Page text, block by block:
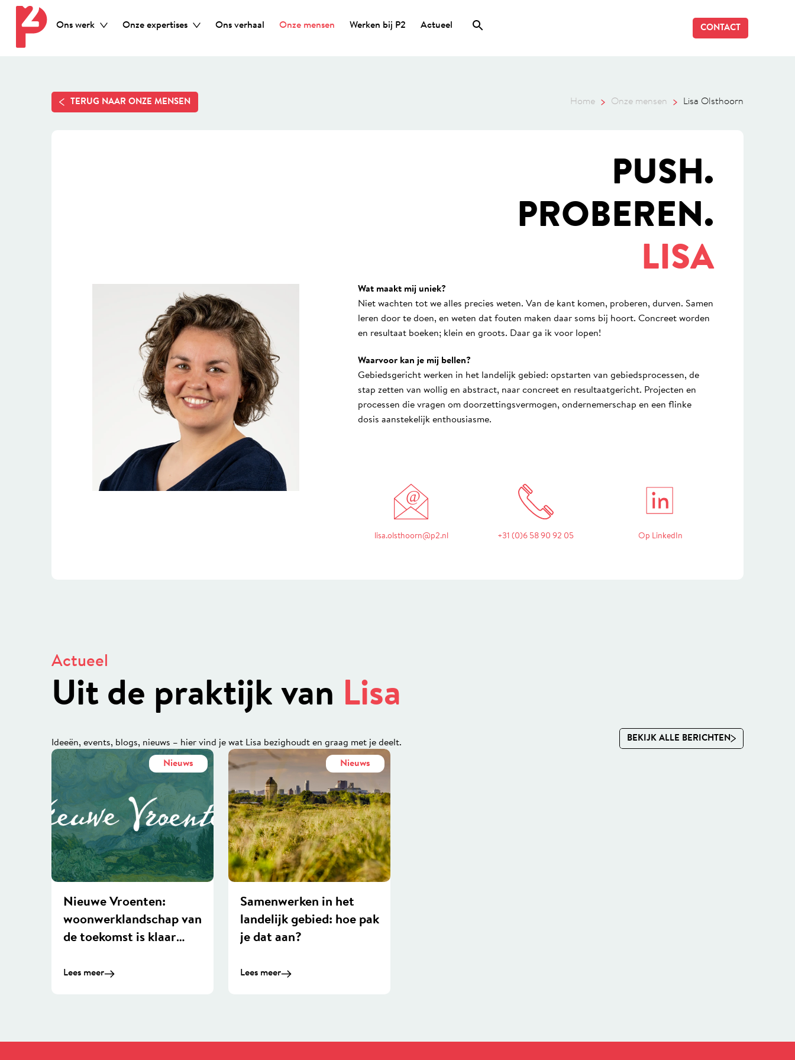
Ons werk Onze expertises Ons verhaal Onze mensen Werken bij P2 Actueel CONTACT
TERUG NAAR ONZE MENSEN Home Onze mensen Lisa Olsthoorn
PUSH.
PROBEREN.
LISA
Wat maakt mij uniek?
Niet wachten tot we alles precies weten. Van de kant komen, proberen, durven. Samen
leren door te doen, en weten dat fouten maken daar soms bij hoort. Concreet worden
en resultaat boeken; klein en groots. Daar ga ik voor lopen!
Waarvoor kan je mij bellen?
Gebiedsgericht werken in het landelijk gebied: opstarten van gebiedsprocessen, de
stap zetten van wollig en abstract, naar concreet en resultaatgericht. Projecten en
processen die vragen om doorzettingsvermogen, ondernemerschap en een flinke
dosis aanstekelijk enthousiasme.
@
lisa.olsthoorn@p2.nl +31 (0)6 58 90 92 05
in
Op LinkedIn
Actueel
Uit de praktijk van Lisa
Ideeën, events, blogs, nieuws – hier vind je wat Lisa bezighoudt en graag met je deelt. BEKIJK ALLE BERICHTEN
Nieuws
Nieuwe Vroenten:
woonwerklandschap van
de toekomst is klaar
Lees meer
Nieuws
Samenwerken in het
landelijk gebied: hoe pak
je dat aan?
Lees meer